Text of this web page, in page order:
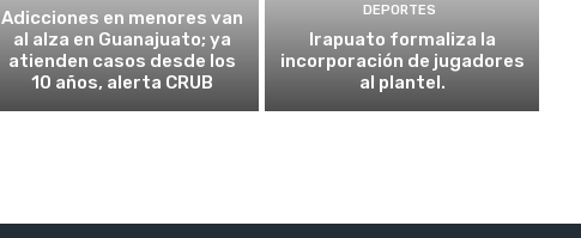
Adicciones en menores van
al alza en Guanajuato; ya
atienden casos desde los
10 años, alerta CRUB
DEPORTES
Irapuato formaliza la
incorporación de jugadores
al plantel.